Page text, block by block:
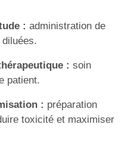
: administration de
: soin
patient.
: préparation
toxicité et maximiser